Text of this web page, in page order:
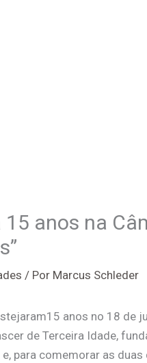
anos na
/ Por Marcus Schleder
anos no 18 de
de Terceira Idade,
para comemorar as duas